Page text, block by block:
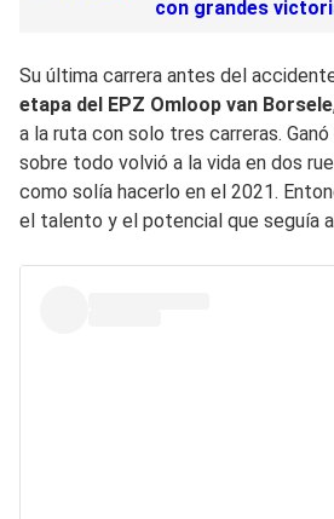
con grandes
Su última carrera antes del
etapa del EPZ Omloop van Borsele
a la ruta con solo tres carreras.
sobre todo volvió a la vida en dos
como solía hacerlo en el 2021.
el talento y el potencial que seguía